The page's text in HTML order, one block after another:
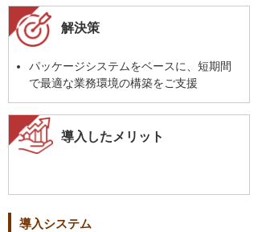
解決策
パッケージシステムをベースに、短期間
で最適な業務環境の構築をご支援
導入したメリット
導入システム